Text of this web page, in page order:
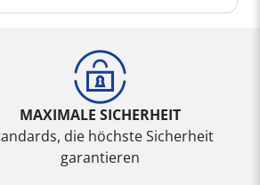
MAXIMALE SICHERHEIT
die höchste Sicherheit
garantieren